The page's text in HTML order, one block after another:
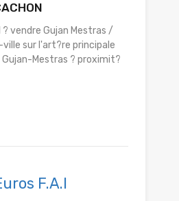
vendre Gujan Mestras /
sur l'art?re principale
Mestras ? proximit?
F.A.I